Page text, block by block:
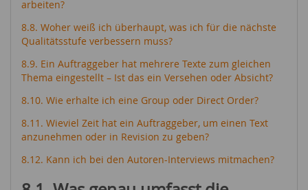
arbeiten?
8.8. Woher weiß ich überhaupt, was ich für die nächste
Qualitätsstufe verbessern muss?
8.9. Ein Auftraggeber hat mehrere Texte zum gleichen
Thema eingestellt – Ist das ein Versehen oder Absicht?
8.10. Wie erhalte ich eine Group oder Direct Order?
8.11. Wieviel Zeit hat ein Auftraggeber, um einen Text
anzunehmen oder in Revision zu geben?
8.12. Kann ich bei den Autoren-Interviews mitmachen?